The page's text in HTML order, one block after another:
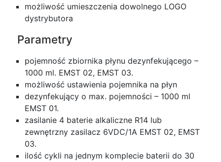
możliwość umieszczenia dowolnego LOGO
dystrybutora
Parametry
pojemność zbiornika płynu dezynfekującego –
1000 ml. EMST 02, EMST 03.
możliwość ustawienia pojemnika na płyn
dezynfekujący o max. pojemności – 1000 ml
EMST 01.
zasilanie 4 baterie alkaliczne R14 lub
zewnętrzny zasilacz 6VDC/1A EMST 02, EMST
03.
ilość cykli na jednym komplecie baterii do 30